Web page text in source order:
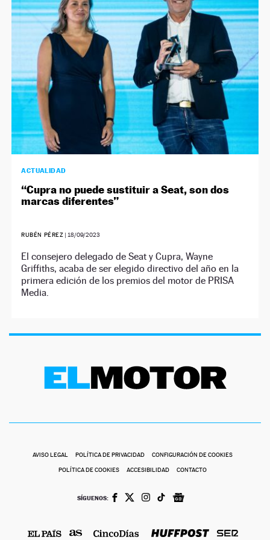
NEWSLETTER
ACTUALIDAD
“Cupra no puede sustituir a Seat, son dos
marcas diferentes”
RUBÉN PÉREZ | 18/09/2023
El consejero delegado de Seat y Cupra, Wayne
Griffiths, acaba de ser elegido directivo del año en la
primera edición de los premios del motor de PRISA
Media.
AVISO LEGAL POLÍTICA DE PRIVACIDAD CONFIGURACIÓN DE COOKIES
POLÍTICA DE COOKIES ACCESIBILIDAD CONTACTO
SÍGUENOS: